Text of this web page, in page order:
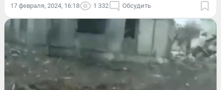
17 февраля, 2024, 16:18 1 332 Обсудить